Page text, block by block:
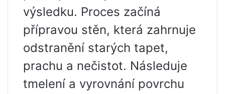
výsledku. Proces začíná
přípravou stěn, která zahrnuje
odstranění starých tapet,
prachu a nečistot. Následuje
tmelení a vyrovnání povrchu